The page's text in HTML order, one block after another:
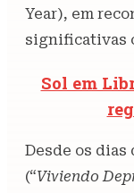
Year), em
significativas
Sol em
Desde os dias
(“Viviendo